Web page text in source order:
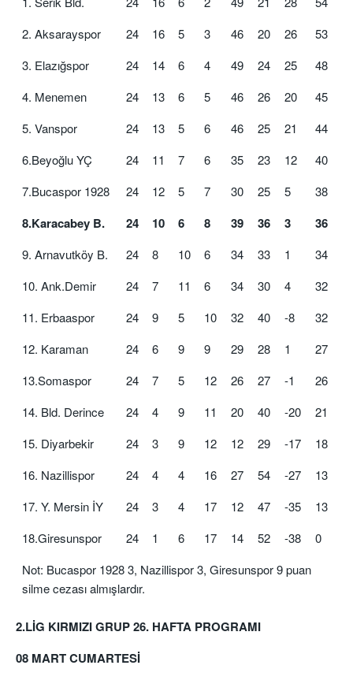
2. Aksarayspor
24 16 5 3 46 20 26
53
3. Elazığspor
24 14 6 4 49 24 25
48
4. Menemen
24 13 6 5 46 26 20
45
5. Vanspor
24 13 5 6 46 25 21
44
6.Beyoğlu YÇ
24 11 7 6 35 23 12
40
7.Bucaspor 1928
24 12 5 7 30 25 5 38
8.Karacabey B. 24 10 6 8 39 36 3 36
9. Arnavutköy B. 24 8 10 6 34 33 1
34
10. Ank.Demir
24 7 11 6 34 30 4
32
11. Erbaaspor
24 9 5 10 32 40 -8
32
12. Karaman
24 6 9 9 29 28 1
27
13.Somaspor
24 7 5 12 26 27 -1
26
14. Bld. Derince
24 4 9 11 20 40 -20
21
15. Diyarbekir
24 3 9 12 12 29 -17
18
16. Nazillispor
24 4 4 16 27 54 -27
13
17. Y. Mersin İY
24 3 4 17 12 47 -35
13
18.Giresunspor
24 1 6 17 14 52 -38
0
Not: Bucaspor 1928 3, Nazillispor 3, Giresunspor 9 puan
silme cezası almışlardır.
2.LİG KIRMIZI GRUP 26. HAFTA PROGRAMI
08 MART CUMARTESİ